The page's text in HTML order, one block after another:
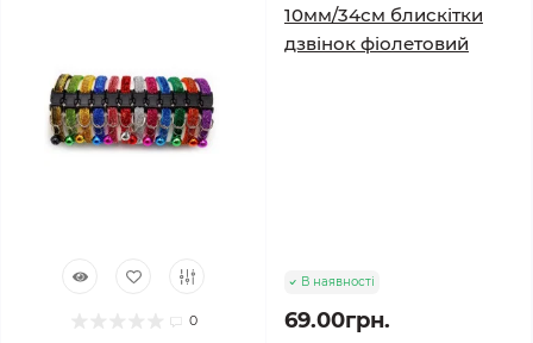
0
10мм/34см блискітки
дзвінок фіолетовий
В наявності
69.00грн.